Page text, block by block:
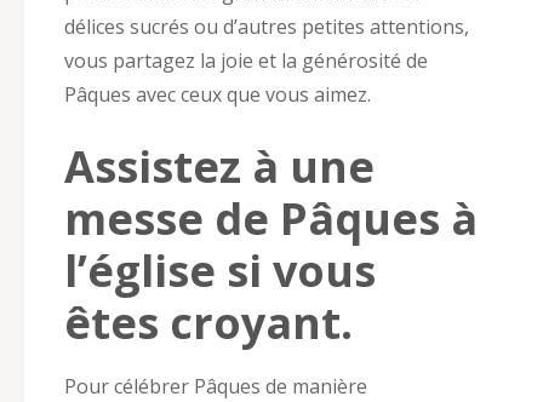
délices sucrés ou d’autres petites attentions,
vous partagez la joie et la générosité de
Pâques avec ceux que vous aimez.
Assistez à une
messe de Pâques à
l’église si vous
êtes croyant.
Pour célébrer Pâques de manière